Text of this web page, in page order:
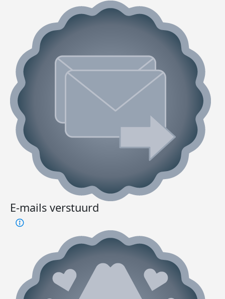
E-mails verstuurd